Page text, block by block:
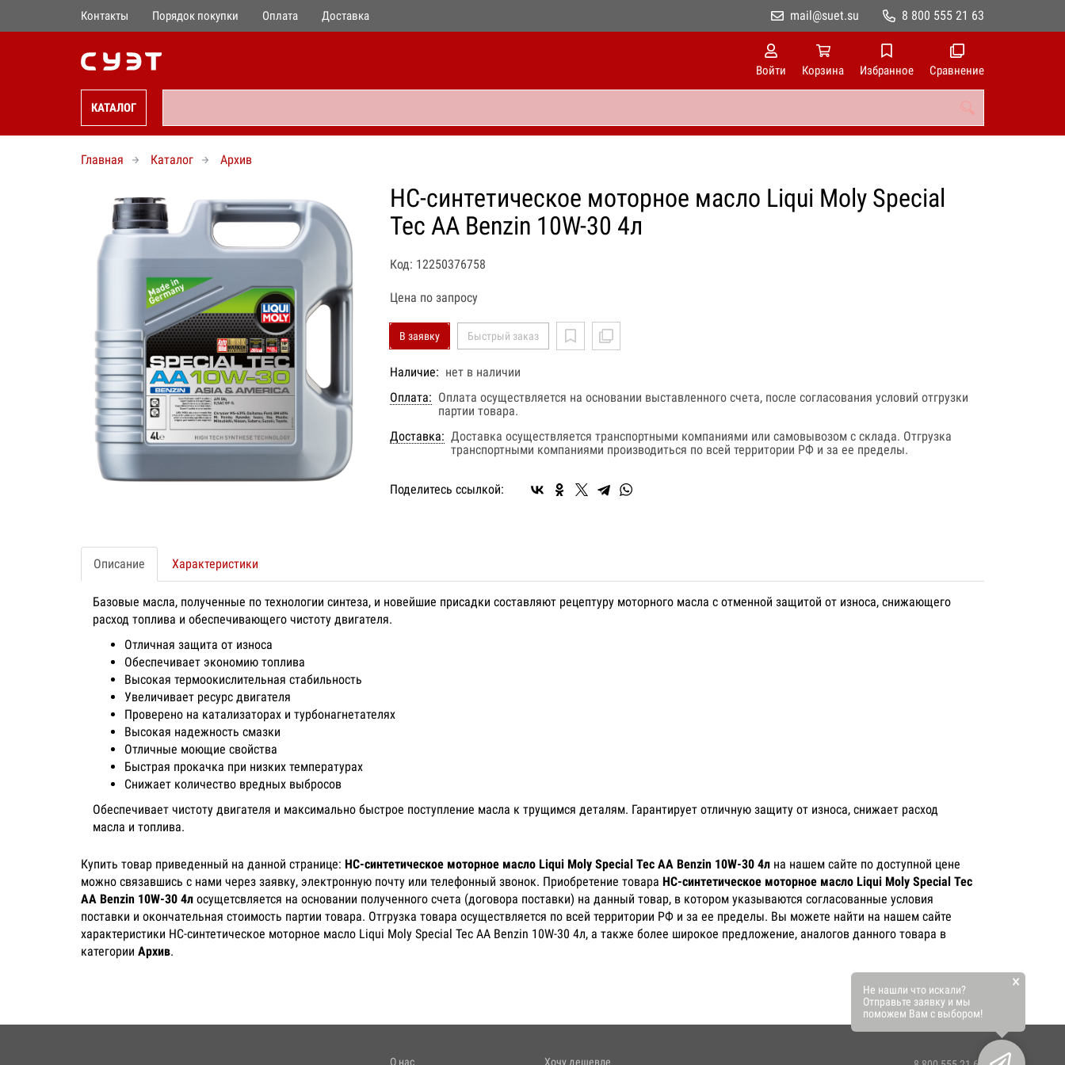
Контакты Порядок покупки Оплата Доставка 8 800 555 21 63
mail@suet.su
Войти Корзина Избранное Сравнение
КАТАЛОГ
Главная Каталог Архив
НС-синтетическое моторное масло Liqui Moly Special
Tec AA Benzin 10W-30 4л
Код: 12250376758
Цена по запросу
В заявку Быстрый заказ
Наличие: нет в наличии
Оплата: Оплата осуществляется на основании выставленного счета, после согласования условий отгрузки
партии товара.
Доставка: Доставка осуществляется транспортными компаниями или самовывозом с склада. Отгрузка
транспортными компаниями производиться по всей территории РФ и за ее пределы.
Поделитесь ссылкой:
Описание Характеристики
Базовые масла, полученные по технологии синтеза, и новейшие присадки составляют рецептуру моторного масла с отменной защитой от износа, снижающего
расход топлива и обеспечивающего чистоту двигателя.
Отличная защита от износа
Обеспечивает экономию топлива
Высокая термоокислительная стабильность
Увеличивает ресурс двигателя
Проверено на катализаторах и турбонагнетателях
Высокая надежность смазки
Отличные моющие свойства
Быстрая прокачка при низких температурах
Снижает количество вредных выбросов
Обеспечивает чистоту двигателя и максимально быстрое поступление масла к трущимся деталям. Гарантирует отличную защиту от износа, снижает расход
масла и топлива.
Купить товар приведенный на данной странице: НС-синтетическое моторное масло Liqui Moly Special Tec AA Benzin 10W-30 4л на нашем сайте по доступной цене
можно связавшись с нами через заявку, электронную почту или телефонный звонок. Приобретение товара НС-синтетическое моторное масло Liqui Moly Special Tec
AA Benzin 10W-30 4л осущетсвляется на основании полученного счета (договора поставки) на данный товар, в котором указываются согласованные условия
поставки и окончательная стоимость партии товара. Отгрузка товара осуществляется по всей территории РФ и за ее пределы. Вы можете найти на нашем сайте
характеристики НС-синтетическое моторное масло Liqui Moly Special Tec AA Benzin 10W-30 4л, а также более широкое предложение, аналогов данного товара в
категории Архив.
О нас Хочу дешевле
Не нашли что искали?
Отправьте заявку и мы
поможем Вам с выбором!
×